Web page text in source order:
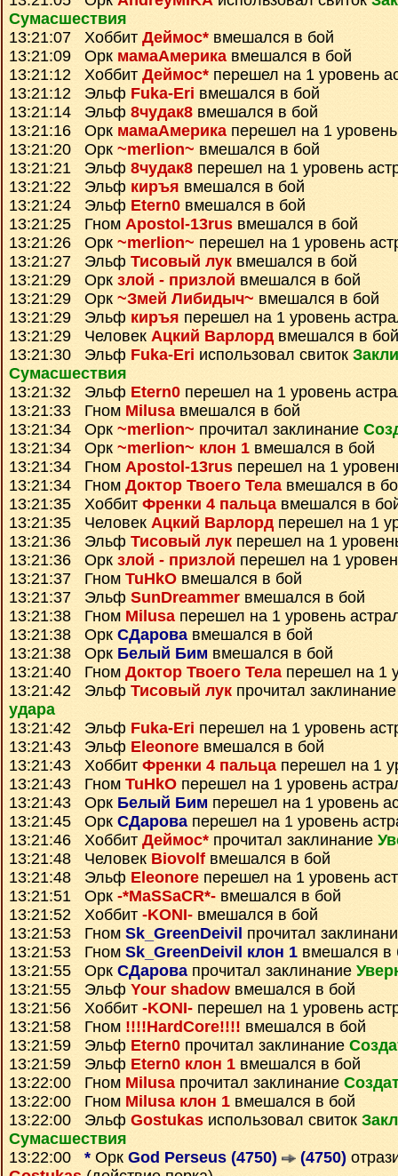
Сумаcшествия
13:21:07 Хоббит Деймос* вмешался в бой
13:21:09 Орк мамаАмерикавмешался в бой
13:21:12 Хоббит Деймос* перешел на 1 уровень
13:21:12 Эльф Fuka-Eri вмешался в бой
13:21:14 Эльф 8чудак8 вмешался в бой
13:21:16 Орк мамаАмерикаперешел на 1
13:21:20 Орк ~merlion~ вмешался в бой
13:21:21 Эльф 8чудак8 перешел на 1 уровень
13:21:22 Эльф киръя вмешался в бой
13:21:24 Эльф Etern0 вмешался в бой
13:21:25 Гном Apostol-13rus вмешался в бой
13:21:26 Орк ~merlion~ перешел на 1 уровень
13:21:27 Эльф Тисовый лук вмешался в бой
13:21:29 Орк злой - призлой вмешался в бой
13:21:29 Орк ~Змей Либидыч~ вмешался в бой
13:21:29 Эльф киръя перешел на 1 уровень
13:21:29 Человек Ацкий Варлордвмешался в бой
13:21:30 Эльф Fuka-Eri использовал свиток
Сумаcшествия
13:21:32 Эльф Etern0 перешел на 1 уровень
13:21:33 Гном Milusaвмешался в бой
13:21:34 Орк ~merlion~ прочитал заклинание
13:21:34 Орк ~merlion~ клон 1 вмешался в бой
13:21:34 Гном Apostol-13rus перешел на 1
13:21:34 Гном Доктор Твоего Телавмешался в
13:21:35 Хоббит Френки 4 пальцавмешался в
13:21:35 Человек Ацкий Варлордперешел на 1
13:21:36 Эльф Тисовый лук перешел на 1
13:21:36 Орк злой - призлой перешел на 1
13:21:37 Гном TuHkO вмешался в бой
13:21:37 Эльф SunDreammer вмешался в бой
13:21:38 Гном Milusa перешел на 1 уровень
13:21:38 Орк СДарова вмешался в бой
13:21:38 Орк Белый Бим вмешался в бой
13:21:40 Гном Доктор Твоего Тела перешел на 1
13:21:42 Эльф Тисовый лук прочитал
удара
13:21:42 Эльф Fuka-Eri перешел на 1 уровень
13:21:43 Эльф Eleonore вмешался в бой
13:21:43 Хоббит Френки 4 пальцаперешел на 1
13:21:43 Гном TuHkO перешел на 1 уровень
13:21:43 Орк Белый Бим перешел на 1 уровень
13:21:45 Орк СДарова перешел на 1 уровень
13:21:46 Хоббит Деймос* прочитал заклинание
13:21:48 Человек Biovolf вмешался в бой
13:21:48 Эльф Eleonore перешел на 1 уровень
13:21:51 Орк -*MaSSaCR*- вмешался в бой
13:21:52 Хоббит -KONI- вмешался в бой
13:21:53 Гном Sk_GreenDeivil прочитал
13:21:53 Гном Sk_GreenDeivil клон 1 вмешался в
13:21:55 Орк СДарова прочитал заклинание
13:21:55 Эльф Your shadow вмешался в бой
13:21:56 Хоббит -KONI- перешел на 1 уровень
13:21:58 Гном !!!!HardCore!!!! вмешался в бой
13:21:59 Эльф Etern0 прочитал заклинание
13:21:59 Эльф Etern0 клон 1 вмешался в бой
13:22:00 Гном Milusaпрочитал заклинание
13:22:00 Гном Milusa клон 1 вмешался в бой
13:22:00 Эльф Gostukas использовал свиток
Сумаcшествия
13:22:00 * Орк God Perseus (4750) (4750)